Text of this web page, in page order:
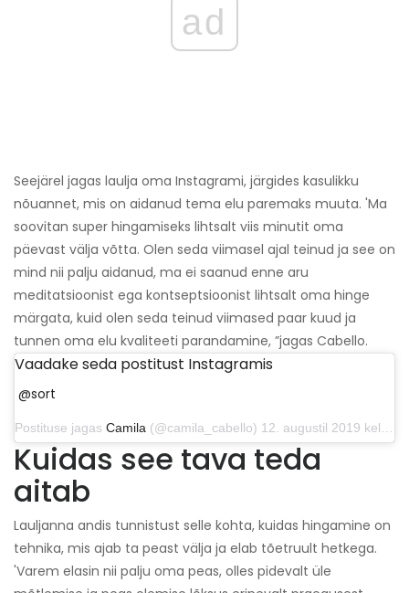
ad
Seejärel jagas laulja oma Instagrami, järgides kasulikku
nõuannet, mis on aidanud tema elu paremaks muuta. 'Ma
soovitan super hingamiseks lihtsalt viis minutit oma
päevast välja võtta. Olen seda viimasel ajal teinud ja see on
mind nii palju aidanud, ma ei saanud enne aru
meditatsioonist ega kontseptsioonist lihtsalt oma hinge
märgata, kuid olen seda teinud viimased paar kuud ja
tunnen oma elu kvaliteeti parandamine, ”jagas Cabello.
Vaadake seda postitust Instagramis
@sort
Postituse jagas Camila (@camila_cabello) 12. augustil 2019 kell 20.49 PDT
Kuidas see tava teda
aitab
Lauljanna andis tunnistust selle kohta, kuidas hingamine on
tehnika, mis ajab ta peast välja ja elab tõetruult hetkega.
'Varem elasin nii palju oma peas, olles pidevalt üle